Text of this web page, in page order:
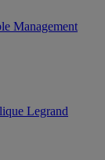
Management
Legrand